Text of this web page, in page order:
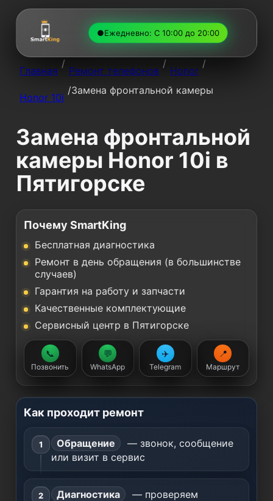
●Ежедневно: С 10:00 до 20:00
Главная
/
Ремонт телефонов
/
Honor
/
Honor 10i
/Замена фронтальной камеры
Замена фронтальной
камеры Honor 10i в
Пятигорске
Почему SmartKing
Бесплатная диагностика
Ремонт в день обращения (в большинстве
случаев)
Гарантия на работу и запчасти
Качественные комплектующие
Сервисный центр в Пятигорске
📞
Позвонить
💬
WhatsApp
✈️
Telegram
📍
Маршрут
Как проходит ремонт
Обращение
— звонок, сообщение
или визит в сервис
Диагностика
— проверяем